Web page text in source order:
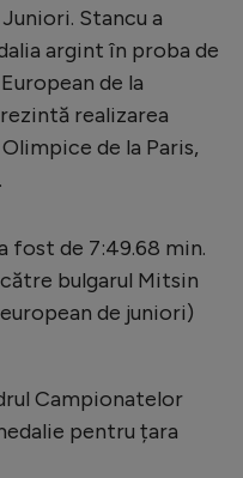
Stancu a
argint în proba de
de la
realizarea
de la Paris,
fost de 7:49.68 min.
bulgarul Mitsin
de juniori)
Campionatelor
pentru țara